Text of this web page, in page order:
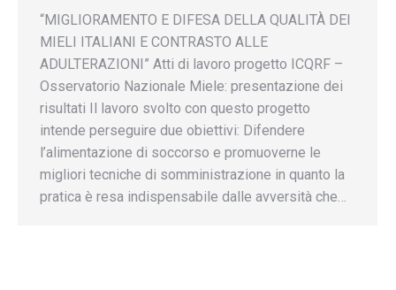
“MIGLIORAMENTO E DIFESA DELLA QUALITÀ DEI
MIELI ITALIANI E CONTRASTO ALLE
ADULTERAZIONI” Atti di lavoro progetto ICQRF –
Osservatorio Nazionale Miele: presentazione dei
risultati Il lavoro svolto con questo progetto
intende perseguire due obiettivi: Difendere
l’alimentazione di soccorso e promuoverne le
migliori tecniche di somministrazione in quanto la
pratica è resa indispensabile dalle avversità che…